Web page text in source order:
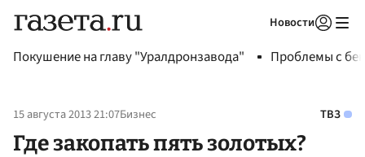
Новости
Покушение на главу "Уралдронзавода" Проблемы с
15 августа 2013 21:07Бизнес ТВЗ
Где закопать пять золотых?